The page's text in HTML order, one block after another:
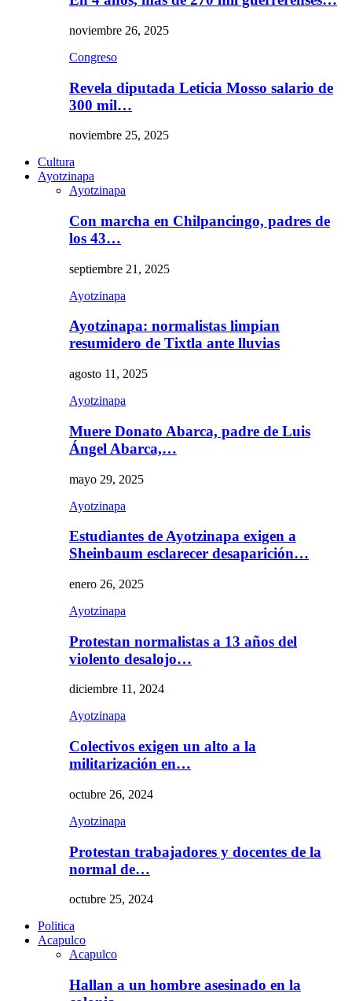
noviembre 26, 2025
Congreso
Revela diputada Leticia Mosso salario de
300 mil…
noviembre 25, 2025
Cultura
Ayotzinapa
Ayotzinapa
Con marcha en Chilpancingo, padres de
los 43…
septiembre 21, 2025
Ayotzinapa
Ayotzinapa: normalistas limpian
resumidero de Tixtla ante lluvias
agosto 11, 2025
Ayotzinapa
Muere Donato Abarca, padre de Luis
Ángel Abarca,…
mayo 29, 2025
Ayotzinapa
Estudiantes de Ayotzinapa exigen a
Sheinbaum esclarecer desaparición…
enero 26, 2025
Ayotzinapa
Protestan normalistas a 13 años del
violento desalojo…
diciembre 11, 2024
Ayotzinapa
Colectivos exigen un alto a la
militarización en…
octubre 26, 2024
Ayotzinapa
Protestan trabajadores y docentes de la
normal de…
octubre 25, 2024
Politica
Acapulco
Acapulco
Hallan a un hombre asesinado en la